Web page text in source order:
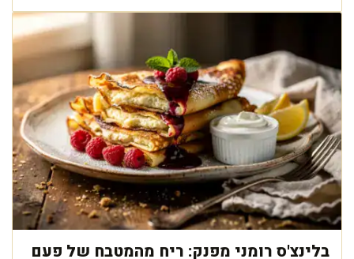
בלינצ'ס רומני מפנק: ריח מהמטבח של פעם